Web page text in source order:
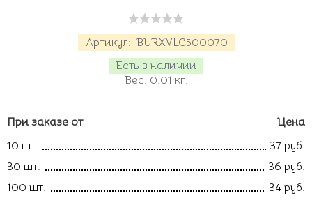
Артикул: BURXVLC500070
Есть в наличии
Вес: 0.01 кг.
При заказе от
Цена
10 шт.
37 руб.
30 шт.
36 руб.
100 шт.
34 руб.